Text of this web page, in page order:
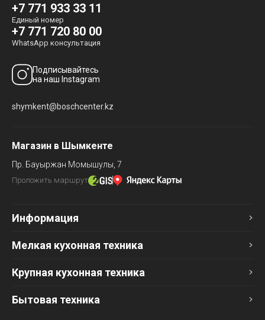
+7 771 933 33 11
Единый номер
+7 771 720 80 00
WhatsApp консультация
Подписывайтесь
на наш Instagram
shymkent@boschcenter.kz
Магазин в Шымкенте
Пр. Бауыржан Момышулы, 7
Проложить маршрут
Информация
Мелкая кухонная техника
Крупная кухонная техника
Бытовая техника